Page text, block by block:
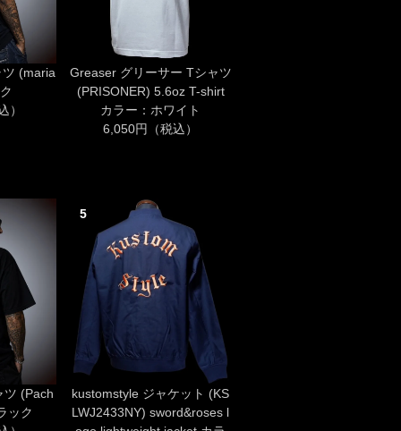
(maria
）
Greaser グリーサー Tシャツ
(PRISONER) 5.6oz T-shirt
カラー：ホワイト
6,050円（税込）
ツ (Pach
ック
5
kustomstyle ジャケット (KS
LWJ2433NY) sword&roses l